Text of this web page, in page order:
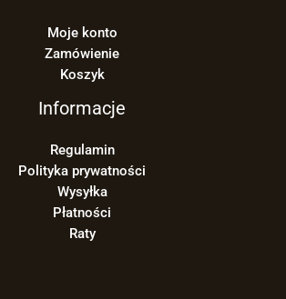
Moje konto
Zamówienie
Koszyk
Informacje
Regulamin
Polityka prywatności
Wysyłka
Płatności
Raty